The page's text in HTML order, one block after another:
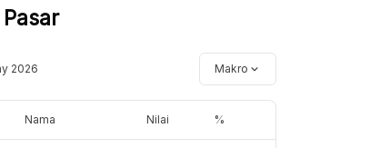
Pasar
2026 Makro
Nama Nilai %